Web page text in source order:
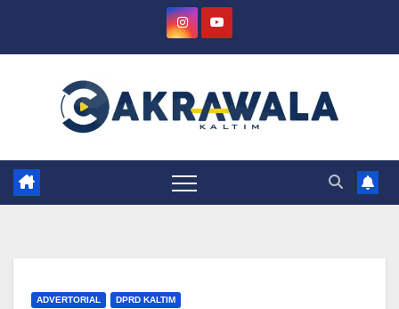
ADVERTORIAL DPRD KALTIM